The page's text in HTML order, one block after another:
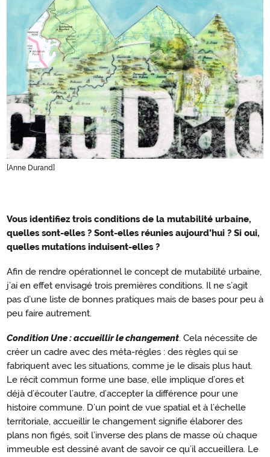
[Anne Durand]
Conditions
de
mutabilité
Vous identifiez trois conditions de la mutabilité urbaine,
quelles sont-elles ? Sont-elles réunies aujourd’hui ? Si oui,
quelles mutations induisent-elles ?
Afin de rendre opérationnel le concept de mutabilité urbaine,
j’ai en effet envisagé trois premières conditions. Il ne s’agit
pas d’une liste de bonnes pratiques mais de bases pour peu à
peu faire autrement.
Condition Une : accueillir le changement. Cela nécessite de
créer un cadre avec des méta-régles : des règles qui se
fabriquent avec les situations, comme je le disais plus haut.
Le récit commun forme une base, elle implique d’ores et
déjà d’écouter l’autre, d’accepter la différence pour une
histoire commune. D’un point de vue spatial et à l’échelle
territoriale, accueillir le changement signifie élaborer des
plans non figés, soit l’inverse des plans de masse où chaque
immeuble est dessiné avant de savoir ce qu’il accueillera. Le